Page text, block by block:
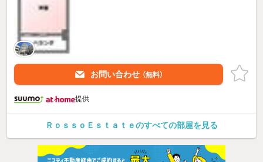
お問い合わせ （無料）
提供
ＲｏｓｓｏＥｓｔａｔｅのすべての部屋を見る